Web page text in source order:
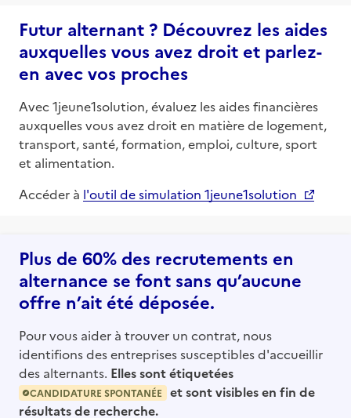
Futur alternant ? Découvrez les aides
auxquelles vous avez droit et parlez-
en avec vos proches
Avec 1jeune1solution, évaluez les aides financières
auxquelles vous avez droit en matière de logement,
transport, santé, formation, emploi, culture, sport
et alimentation.
Accéder à l'outil de simulation 1jeune1solution
Plus de 60% des recrutements en
alternance se font sans qu’aucune
offre n’ait été déposée.
Pour vous aider à trouver un contrat, nous
identifions des entreprises susceptibles d'accueillir
des alternants. Elles sont étiquetées
CANDIDATURE SPONTANÉE
et sont visibles en fin de
résultats de recherche.